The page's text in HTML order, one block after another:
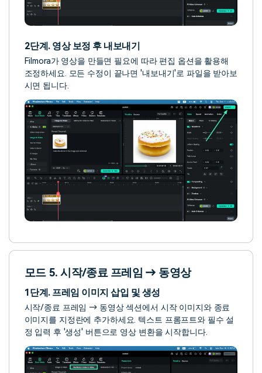
2단계. 영상 보정 후 내보내기
Filmora가 영상을 만들면 필요에 따라 편집 옵션을 활용해
조정하세요. 모든 수정이 끝나면 '내보내기'로 파일을 받아보
시면 됩니다.
모드 5. 시작/종료 프레임 → 동영상
1단계. 프레임 이미지 삽입 및 생성
시작/종료 프레임 → 동영상 섹션에서 시작 이미지와 종료
이미지를 지정란에 추가하세요. 텍스트 프롬프트와 필수 설
정 입력 후 '생성' 버튼으로 영상 변환을 시작합니다.